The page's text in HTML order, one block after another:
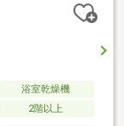
浴室乾燥機
2階以上